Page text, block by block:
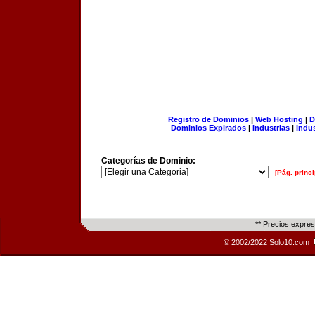
Registro de Dominios| Web Hosting |
Dominios Expirados | Industrias |
Categorías de Dominio:
[Pág.
** Precios
© 2002/2022 Solo10.com